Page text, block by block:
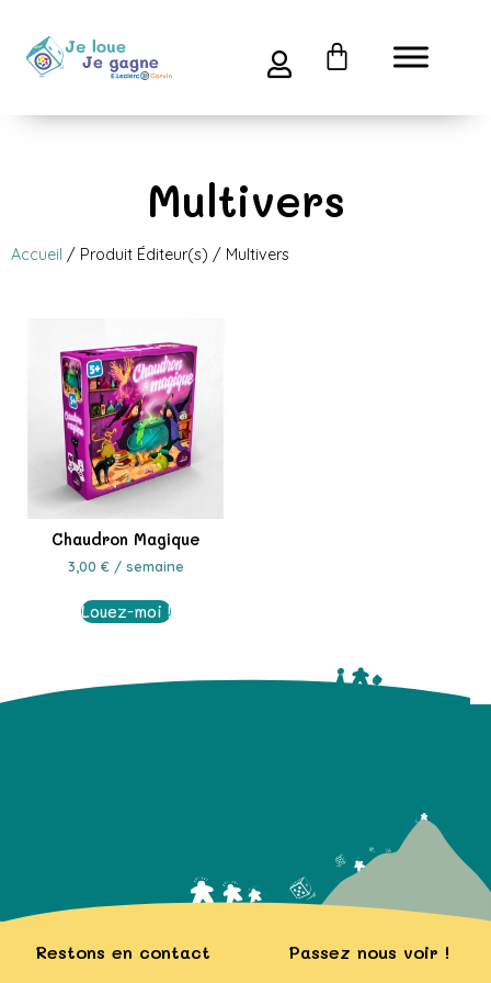
Multivers
Accueil / Produit Éditeur(s) / Multivers
Chaudron Magique
3,00 €/ semaine
Louez-moi !
Restons en contact Passez nous voir !